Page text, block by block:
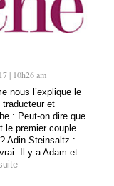
| 10h26 am
nous l’explique le
traducteur et
: Peut-on dire que
le premier couple
Adin Steinsaltz :
Il y a Adam et